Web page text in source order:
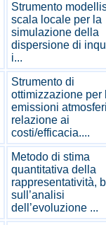
Strumento
scala locale per la
simulazione della
dispersione di
i...
Strumento di
ottimizzazione per
emissioni
relazione ai
costi/efficacia....
Metodo di stima
quantitativa della
rappresentatività,
sull’analisi
dell’evoluzione ...